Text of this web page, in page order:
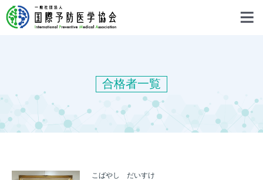
合格者一覧
こばやし だいすけ